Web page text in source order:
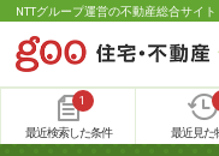
NTTグループ運営の不動産総合サイ
1
最近検索した条件 最近見た